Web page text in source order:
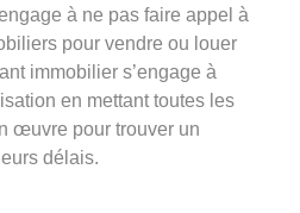
à ne pas faire appel à
pour vendre ou louer
immobilier s’engage à
en mettant toutes les
œuvre pour trouver un
délais.